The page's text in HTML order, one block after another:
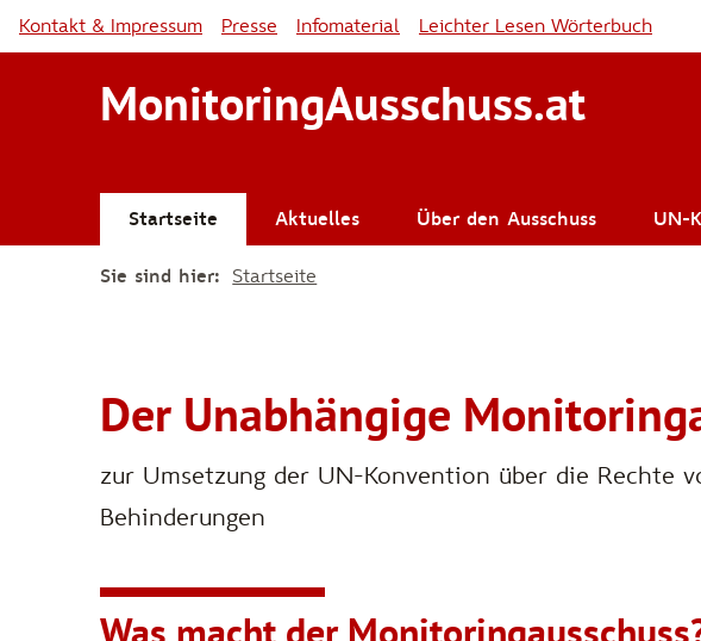
Kontakt & Impressum Presse Infomaterial Leichter Lesen Wörterbuch
MonitoringAusschuss.at
Startseite Aktuelles Über den Ausschuss UN-
Sie sind hier: Startseite
Der Unabhängige
zur Umsetzung der UN-Konvention über die Rechte
Behinderungen